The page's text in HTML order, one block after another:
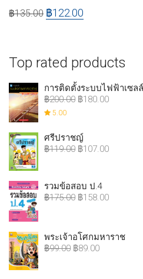
฿135.00 ฿122.00
Top rated products
การติดตั้งระบบไฟฟ้าเซล
฿200.00 ฿180.00
5.00
ศรีปราชญ์
฿119.00 ฿107.00
รวมข้อสอบ ป.4
฿175.00 ฿158.00
พระเจ้าอโศกมหาราช
฿99.00 ฿89.00